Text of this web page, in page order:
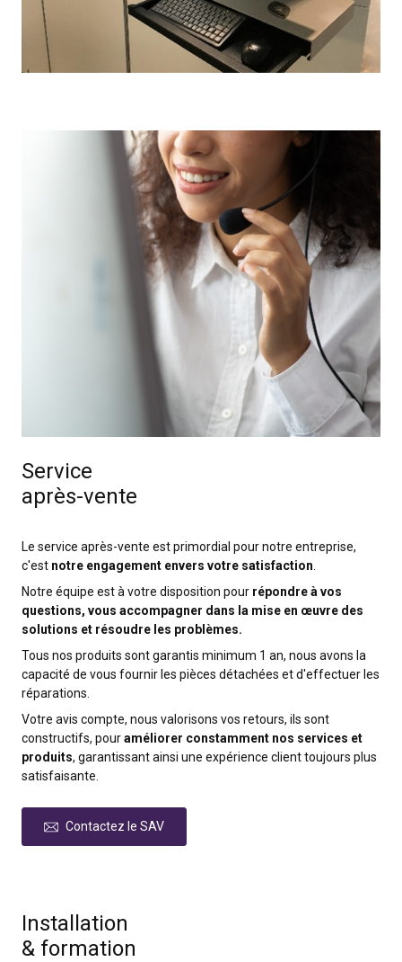
Service
après-vente
Le service après-vente est primordial pour notre entreprise,
c'est notre engagement envers votre satisfaction
Notre équipe est à votre disposition pour répondre à vos
questions, vous accompagner dans la mise en œuvre des
solutions et résoudre les problèmes.
Tous nos produits sont garantis minimum 1 an, nous avons la
capacité de vous fournir les pièces détachées et d'effectuer les
réparations.
Votre avis compte, nous valorisons vos retours, ils sont
constructifs, pouraméliorer constamment nos services et
produits, garantissant ainsi une expérience client toujours plus
satisfaisante.
Contactez le SAV
Installation
& formation